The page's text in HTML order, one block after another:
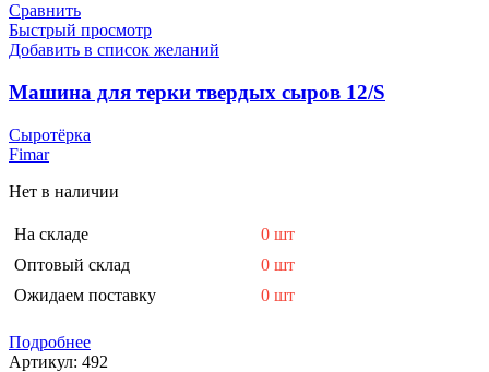
Сравнить
Быстрый просмотр
Добавить в список желаний
Машина для терки твердых сыров 12/S
Сыротёрка
Fimar
Нет в наличии
На складе
0 шт
Оптовый склад
0 шт
Ожидаем поставку
0 шт
Подробнее
Артикул: 492